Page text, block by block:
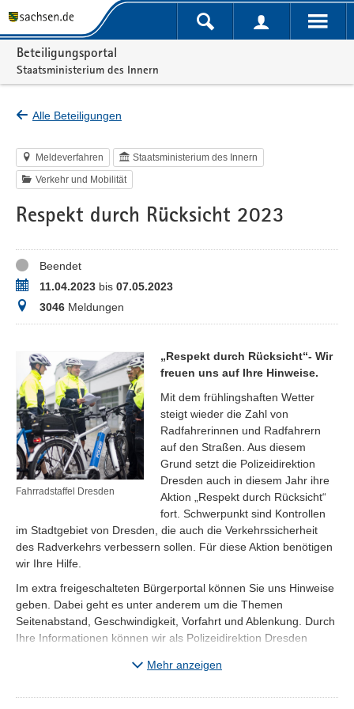
Portalnavigation
Beteiligungsportal
Staatsministerium des Innern
Alle Beteiligungen
Meldeverfahren Staatsministerium des Innern
Verkehr und Mobilität
Respekt durch Rücksicht 2023
StatusBeendet
Zeitraum11.04.2023 bis 07.05.2023
Meldungen
3046 Meldungen
Fahrradstaffel Dresden
„Respekt durch Rücksicht“- Wir
freuen uns auf Ihre Hinweise.
Mit dem frühlingshaften Wetter
steigt wieder die Zahl von
Radfahrerinnen und Radfahrern
auf den Straßen. Aus diesem
Grund setzt die Polizeidirektion
Dresden auch in diesem Jahr ihre
Aktion „Respekt durch Rücksicht“
fort. Schwerpunkt sind Kontrollen
im Stadtgebiet von Dresden, die auch die Verkehrssicherheit
des Radverkehrs verbessern sollen. Für diese Aktion benötigen
wir Ihre Hilfe.
Im extra freigeschalteten Bürgerportal können Sie uns Hinweise
geben. Dabei geht es unter anderem um die Themen
Seitenabstand, Geschwindigkeit, Vorfahrt und Ablenkung. Durch
Ihre Informationen können wir als Polizeidirektion Dresden
benannten Gefahrenstellen kontrollieren und so Verkehrsunfälle
Mehr anzeigen